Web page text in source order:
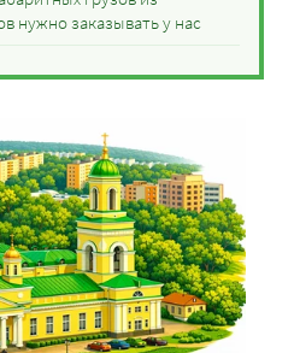
нужно заказывать у нас